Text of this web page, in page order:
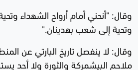
وقال: "أنحني أمام أرواح الشهداء
وتحية إلى شعب بهدينان."
وقال: لا ينفصل تاريخ البارتي عن
ملاحم البيشمركة والثورة ولا أحد